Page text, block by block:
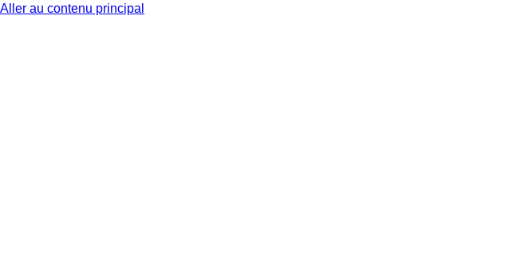
Aller au contenu principal